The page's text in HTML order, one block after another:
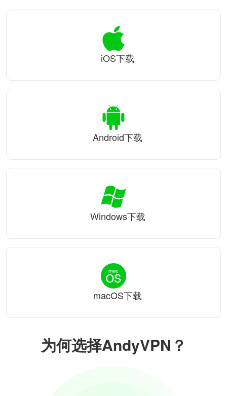
为何选择AndyVPN？
iOS下载
Android下载
Windows下载
macOS下载